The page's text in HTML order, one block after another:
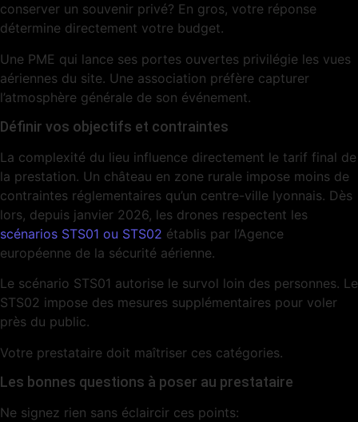
conserver un souvenir privé? En gros, votre réponse
détermine directement votre budget.
Une PME qui lance ses portes ouvertes privilégie les vues
aériennes du site. Une association préfère capturer
l’atmosphère générale de son événement.
Définir vos objectifs et contraintes
La complexité du lieu influence directement le tarif final de
la prestation. Un château en zone rurale impose moins de
contraintes réglementaires qu’un centre-ville lyonnais. Dès
lors, depuis janvier 2026, les drones respectent les
scénarios STS01 ou STS02 établis par l’Agence
européenne de la sécurité aérienne.
Le scénario STS01 autorise le survol loin des personnes. Le
STS02 impose des mesures supplémentaires pour voler
près du public.
Votre prestataire doit maîtriser ces catégories.
Les bonnes questions à poser au prestataire
Ne signez rien sans éclaircir ces points: